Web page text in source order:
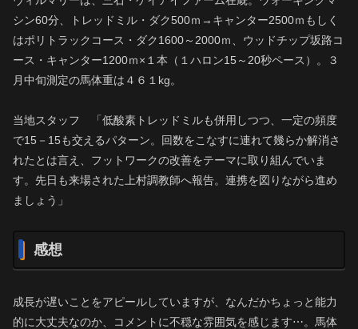
シン60分、トレッドミル・ダク500ｍ→キャンター2500ｍもしく
はポリトラックコース・ダク1600～2000ｍ、ウッドチップ坂路コ
ース・キャンター1200ｍ×１本（１ハロン15～20秒ペース）。３
月中旬測定の馬体重は４６１kg。
当地スタッフ 「低酸素トレッドミルも併用しつつ、一定の頻度
で15－15も交えるパターン。回数をこなすに連れて幾らか解消さ
れたとは言え、フットワークの改善をテーマに取り組んでいま
す。先日も来場された上村調教師へ報告。連携を図りながら進め
ましょう」
感想
成長が遅いことをアピールしていますが、なんだかちょっと能力
的に大丈夫なのか、コメントに不穏な雰囲気を感じます⋯。馬体